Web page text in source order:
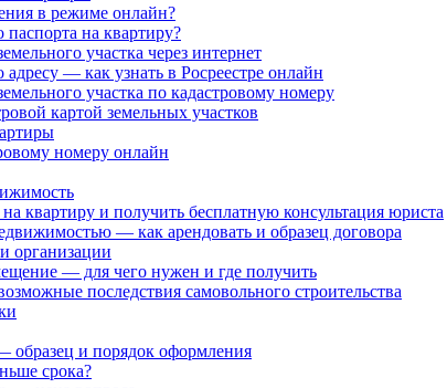
в режиме онлайн?
паспорта на квартиру?
участка через интернет
— как узнать в Росреестре онлайн
участка по кадастровому номеру
картой земельных участков
номеру онлайн
квартиру и получить бесплатную консультация юриста
— как арендовать и образец договора
организации
— для чего нужен и где получить
последствия самовольного строительства
образец и порядок оформления
срока?